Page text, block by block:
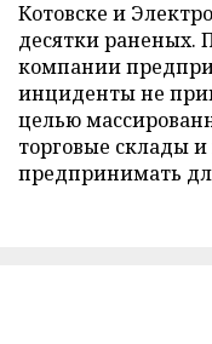
Котовске и
десятки раненых.
компании
инциденты не
целью
торговые склады
предпринимать